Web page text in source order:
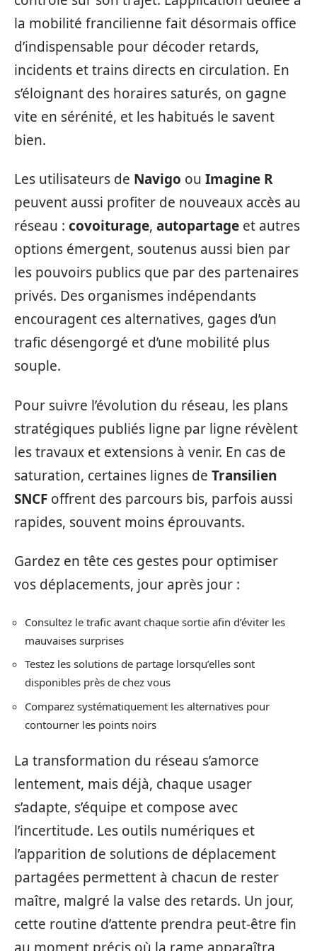
la mobilité francilienne fait désormais office
d’indispensable pour décoder retards,
incidents et trains directs en circulation. En
s’éloignant des horaires saturés, on gagne
vite en sérénité, et les habitués le savent
bien.
Les utilisateurs de Navigo ou Imagine R
peuvent aussi profiter de nouveaux accès au
réseau : covoiturage, autopartage et autres
options émergent, soutenus aussi bien par
les pouvoirs publics que par des partenaires
privés. Des organismes indépendants
encouragent ces alternatives, gages d’un
trafic désengorgé et d’une mobilité plus
souple.
Pour suivre l’évolution du réseau, les plans
stratégiques publiés ligne par ligne révèlent
les travaux et extensions à venir. En cas de
saturation, certaines lignes de Transilien
SNCF offrent des parcours bis, parfois aussi
rapides, souvent moins éprouvants.
Gardez en tête ces gestes pour optimiser
vos déplacements, jour après jour :
Consultez le trafic avant chaque sortie afin d’éviter les
mauvaises surprises
Testez les solutions de partage lorsqu’elles sont
disponibles près de chez vous
Comparez systématiquement les alternatives pour
contourner les points noirs
La transformation du réseau s’amorce
lentement, mais déjà, chaque usager
s’adapte, s’équipe et compose avec
l’incertitude. Les outils numériques et
l’apparition de solutions de déplacement
partagées permettent à chacun de rester
maître, malgré la valse des retards. Un jour,
cette routine d’attente prendra peut-être fin